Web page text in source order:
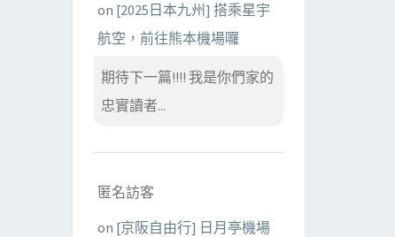
on [2025日本九州] 搭乘星宇
航空，前往熊本機場囉
期待下一篇!!!! 我是你們家的
忠實讀者...
匿名訪客
on [京阪自由行] 日月亭機場